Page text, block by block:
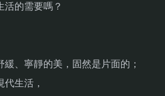
活的需要嗎？
、寧靜的美，固然是片面的；
生活，